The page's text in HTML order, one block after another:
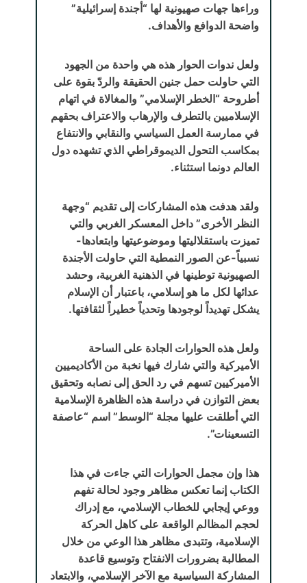
وراءها جهات صهيونية لها “أجندة إسرائيلية”
واضحة الدوافع والأهداف.
ولعل ندوات الحوار هذه هي واحدة من الجهود
التي حاولت حمل جنين الحقيقة والردّ بقوة على
أطروحة “الخطر الإسلامي” والمغالاة في اتهام
الإسلاميين بالتطرف والإرهاب والاعتراف بحقهم
في ممارسة العمل السياسي والنقابي والانتفاع
بمكاسب التحول الديموقراطي الذي تشهده دول
العالم دونما استثناء.
ولقد هدفت هذه المشاركات إلى تقديم “وجهة
النظر الأخرى” داخل المعسكر الغربي والتي
تميزت باستقلاليتها وموضوعيتها وابتعادها-
نسبياً-عن الصور النمطية التي حاولت الأجندة
الصهيونية توطينها في الذهنية الغربية، وحشد
عدائها لكل ما هو إسلامي، باعتبار أن الإسلام
يشكل تهديداً لوجودها وتحدياً خطيراً لثقافتها.
ولعل هذه الحوارات الجادة على الساحة
الأميركية والتي شارك فيها نخبة من الأكاديميين
الأميركيين تسهم في رد الحق إلى نصابه وتحقيق
بعض التوازن في دراسة هذه الظاهرة الإسلامية
التي أطلقت عليها مجلة “الوسط” اسم “عاصفة
التسعينات”.
هذا وإن مجمل الحوارات التي جاءت في هذا
الكتاب إنما تعكس مظاهر وجود لحالة تفهم
ووعي إيجابي للخطاب الإسلامي، مع إدراك
لحجم المظالم الواقعة على كاهل الحركة
الإسلامية، وتتبدى مظاهر هذا الوعي من خلال
المطالبة بضرورات الانفتاح وتوسيع قاعدة
المشاركة السياسية مع الآخر الإسلامي، والابتعاد